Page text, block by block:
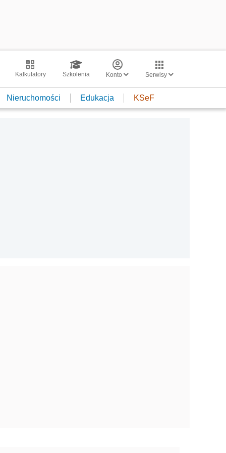
Kalkulatory Szkolenia Konto Serwisy
Nieruchomości Edukacja KSeF